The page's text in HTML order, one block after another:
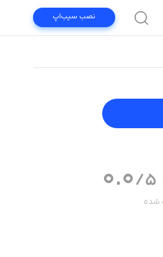
نصب سیب‌اپ
0.0/5